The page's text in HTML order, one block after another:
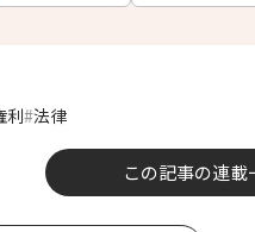
利 法律
この記事の連載